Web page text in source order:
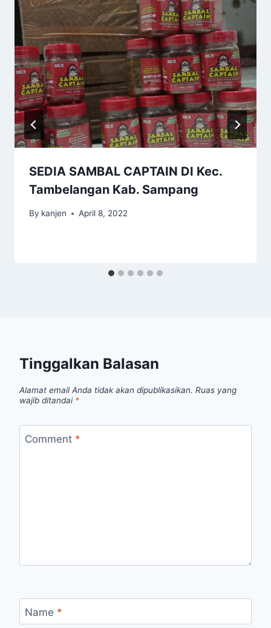
SEDIA SAMBAL CAPTAIN DI Kec.
Tambelangan Kab. Sampang
By kanjen April 8, 2022
Tinggalkan Balasan
Alamat email Anda tidak akan dipublikasikan. Ruas yang
wajib ditandai *
Comment *
Name *